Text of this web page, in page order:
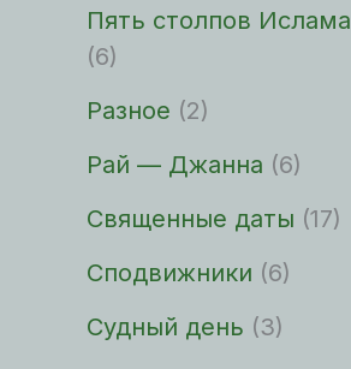
Пять столпов Ислама
(6)
Разное (2)
Рай — Джанна (6)
Священные даты (17)
Сподвижники (6)
Судный день (3)